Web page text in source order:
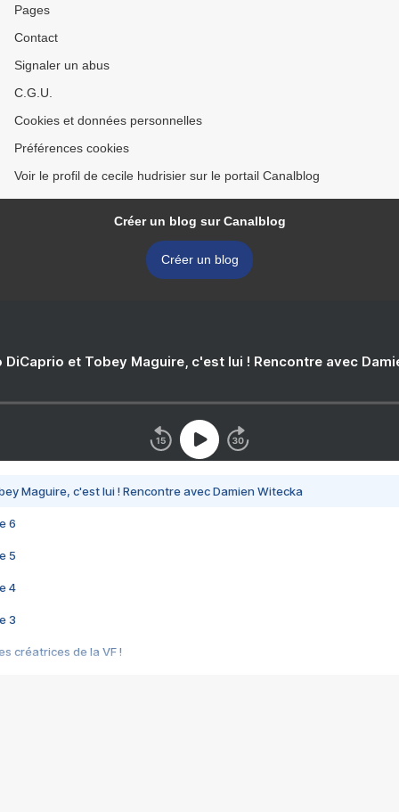
Pages
Contact
Signaler un abus
C.G.U.
Cookies et données personnelles
Préférences cookies
Voir le profil de cecile hudrisier sur le portail Canalblog
Créer un blog sur Canalblog
Créer un blog
DiCaprio et Tobey Maguire, c'est lui ! Rencontre avec
Maguire, c'est lui ! Rencontre avec Damien Witecka
6
5
4
3
créatrices de la VF !